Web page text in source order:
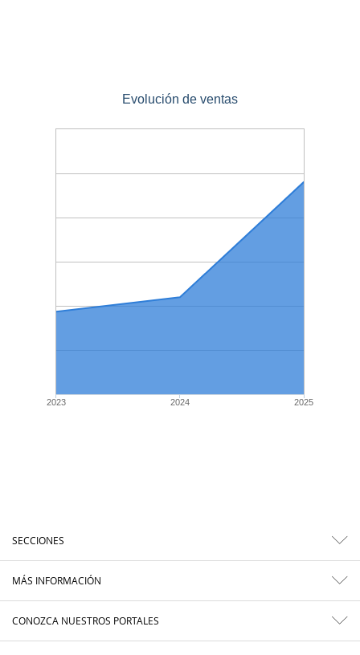
Evolución de ventas
2023 2024 2025
SECCIONES
MÁS INFORMACIÓN
CONOZCA NUESTROS PORTALES